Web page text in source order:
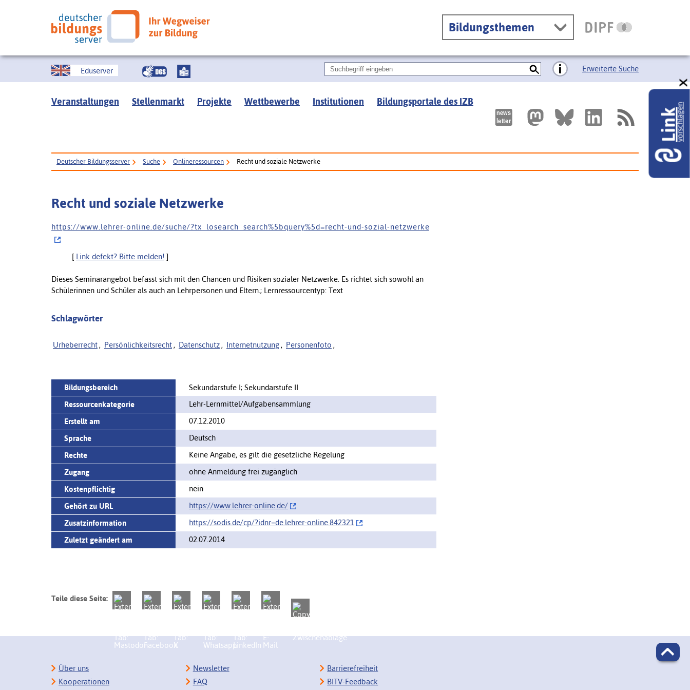
Bildungsthemen
Eduserver Erweiterte Suche
Veranstaltungen Stellenmarkt Projekte Wettbewerbe Institutionen Bildungsportale des IZB
Deutscher Bildungsserver Suche Onlineressourcen Recht und soziale Netzwerke
Recht und soziale Netzwerke
h t t p s : / / w w w . l e h r e r - o n l i n e . d e / s u c h e / ? t x _ l o s e a r c h _ s e a r c h % 5 b q u e r y % 5 d = r e c h t - u n d - s o z i a l - n e t z w e r k e
[ Link defekt? Bitte melden! ]
Dieses Seminarangebot befasst sich mit den Chancen und Risiken sozialer Netzwerke. Es richtet sich sowohl an
Schülerinnen und Schüler als auch an Lehrpersonen und Eltern.; Lernressourcentyp: Text
Schlagwörter
Urheberrecht , Persönlichkeitsrecht , Datenschutz , Internetnutzung , Personenfoto ,
Bildungsbereich
Sekundarstufe I; Sekundarstufe II
Ressourcenkategorie
Lehr-Lernmittel/Aufgabensammlung
Erstellt am
07.12.2010
Sprache
Deutsch
Rechte
Keine Angabe, es gilt die gesetzliche Regelung
Zugang
ohne Anmeldung frei zugänglich
Kostenpflichtig
nein
Gehört zu URL
https://www.lehrer-online.de/‌
Zusatzinformation
https://sodis.de/cp/‌?idnr=de.lehrer-online.842321
Zuletzt geändert am
02.07.2014
Teile diese Seite:
Linkvorschlagen
Über uns
Kooperationen
Newsletter
FAQ
Barrierefreiheit
BITV-Feedback